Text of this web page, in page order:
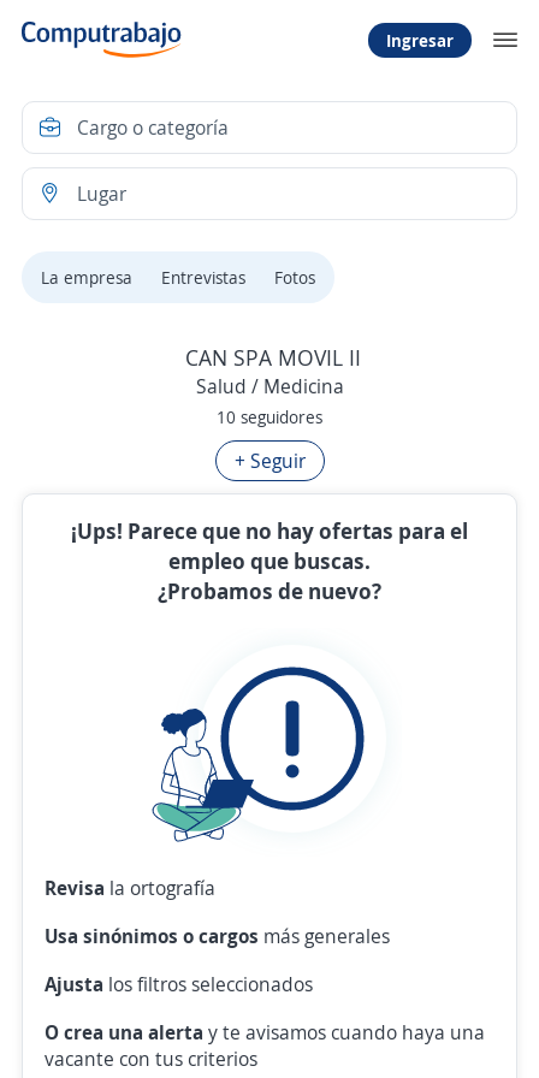
Ingresar
La empresa Entrevistas Fotos
CAN SPA MOVIL II
Salud / Medicina
10 seguidores
+ Seguir
¡Ups! Parece que no hay ofertas para el
empleo que buscas.
¿Probamos de nuevo?
Revisa la ortografía
Usa sinónimos o cargos más generales
Ajusta los filtros seleccionados
O crea una alerta y te avisamos cuando haya una
vacante con tus criterios